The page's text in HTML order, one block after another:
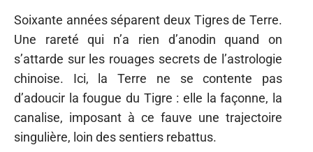
Soixante années séparent deux Tigres de Terre.
Une rareté qui n’a rien d’anodin quand on
s’attarde sur les rouages secrets de l’astrologie
chinoise. Ici, la Terre ne se contente pas
d’adoucir la fougue du Tigre : elle la façonne, la
canalise, imposant à ce fauve une trajectoire
singulière, loin des sentiers rebattus.